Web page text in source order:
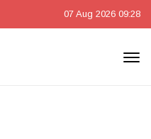
07 Aug 2026 09:28